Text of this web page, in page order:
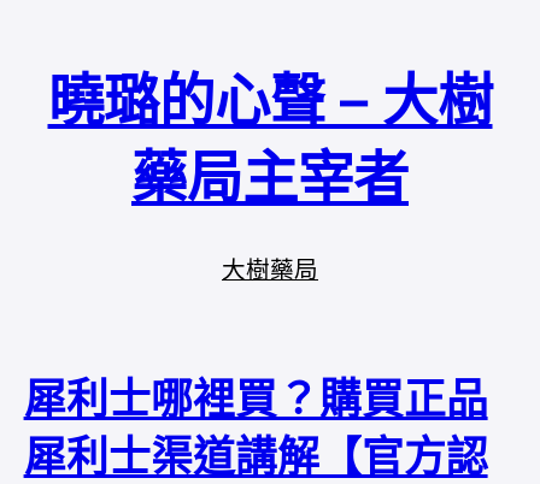
曉璐的心聲 – 大樹
藥局主宰者
大樹藥局
犀利士哪裡買？購買正品
犀利士渠道講解【官方認